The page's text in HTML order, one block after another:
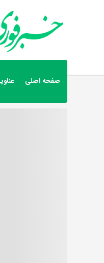
صفحه اصلی